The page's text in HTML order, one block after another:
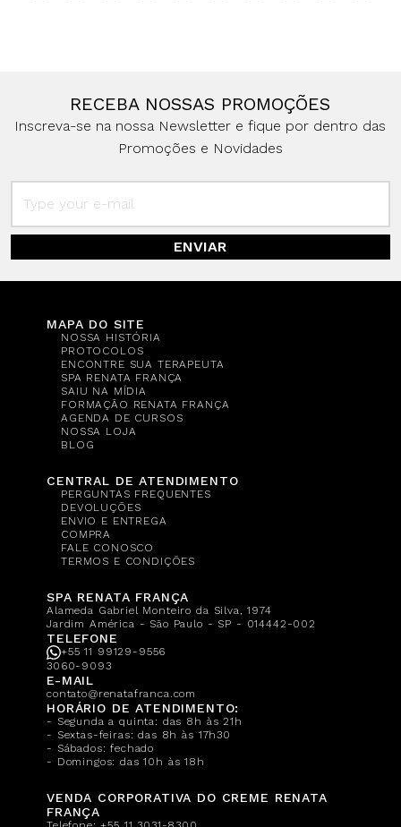
RECEBA NOSSAS PROMOÇÕES
Inscreva-se na nossa Newsletter e fique por dentro das
Promoções e Novidades
ENVIAR
MAPA DO SITE
NOSSA HISTÓRIA
PROTOCOLOS
ENCONTRE SUA TERAPEUTA
SPA RENATA FRANÇA
SAIU NA MÍDIA
FORMAÇÃO RENATA FRANÇA
AGENDA DE CURSOS
NOSSA LOJA
BLOG
CENTRAL DE ATENDIMENTO
PERGUNTAS FREQUENTES
DEVOLUÇÕES
ENVIO E ENTREGA
COMPRA
FALE CONOSCO
TERMOS E CONDIÇÕES
SPA RENATA FRANÇA
Alameda Gabriel Monteiro da Silva, 1974
Jardim América - São Paulo - SP - 014442-002
TELEFONE
+55 11 99129-9556
3060-9093
E-MAIL
contato@renatafranca.com
HORÁRIO DE ATENDIMENTO:
- Segunda a quinta: das 8h às 21h
- Sextas-feiras: das 8h às 17h30
- Sábados: fechado
- Domingos: das 10h às 18h
VENDA CORPORATIVA DO CREME RENATA
FRANÇA